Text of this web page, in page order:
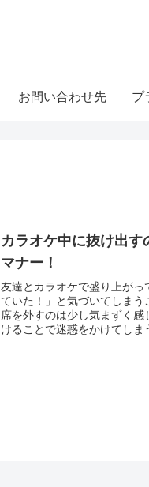
お問い合わせ先
カラオケ中に抜け出
マナー！
友達とカラオケで盛り上が
ていた！」と気づいてしま
席を外すのは少し気まずく
けることで迷惑をかけてしま